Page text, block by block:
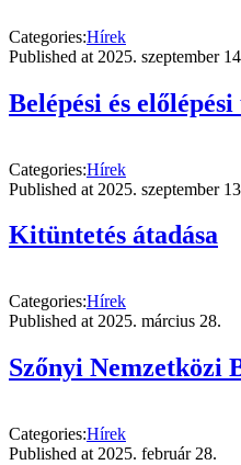
Categories:Hírek
Published at 2025. szeptember
Belépési és
Categories:Hírek
Published at 2025. szeptember
Kitüntetés átadása
Categories:Hírek
Published at 2025. március 28.
Szőnyi Nemzetközi
Categories:Hírek
Published at 2025. február 28.